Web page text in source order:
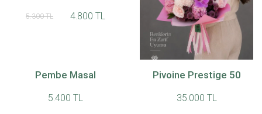
5.300 TL 4.800 TL
Belle Rosée Buket
9.000 TL 8.700 TL
Pembe Masal
5.400 TL
Pivoine Prestige 50
35.000 TL